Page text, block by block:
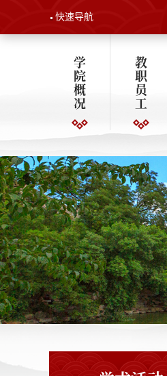
快速导航
学
院
概
况
教
职
员
工